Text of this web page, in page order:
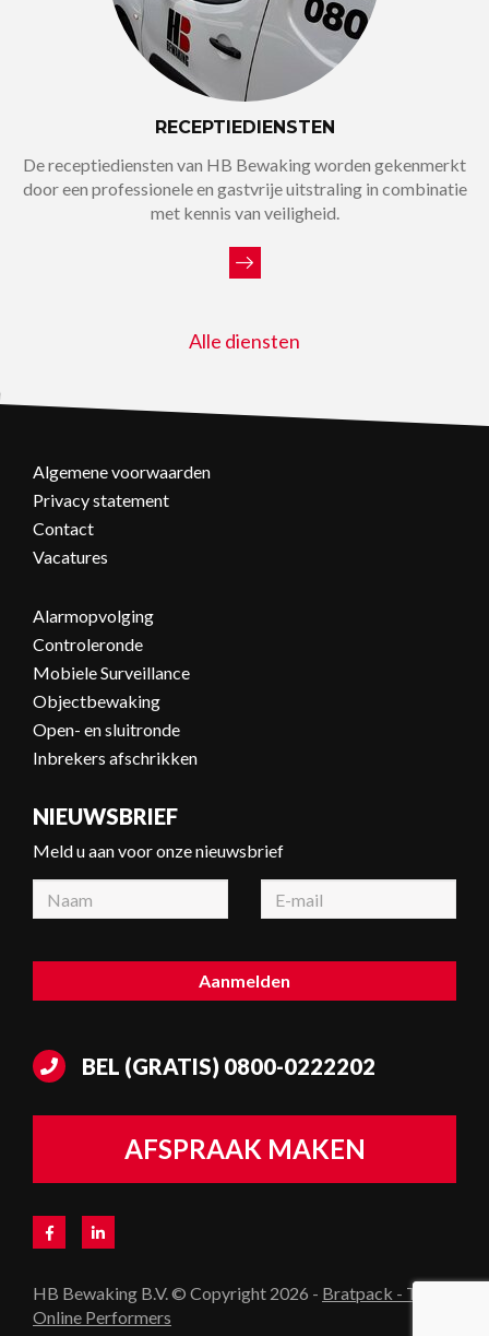
RECEPTIEDIENSTEN
De receptiediensten van HB Bewaking worden gekenmerkt
door een professionele en gastvrije uitstraling in combinatie
met kennis van veiligheid.
Alle diensten
Algemene voorwaarden
Privacy statement
Contact
Vacatures
Alarmopvolging
Controleronde
Mobiele Surveillance
Objectbewaking
Open- en sluitronde
Inbrekers afschrikken
NIEUWSBRIEF
Meld u aan voor onze nieuwsbrief
BEL (GRATIS) 0800-0222202
AFSPRAAK MAKEN
HB Bewaking B.V. © Copyright 2026 - Bratpack - The
Online Performers